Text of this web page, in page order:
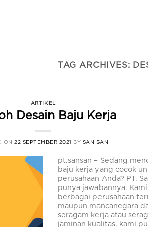
TAG ARCHIVES:
ARTIKEL
Desain Baju Kerja
ON22 SEPTEMBER 2021 BY SAN SAN
pt.sansan – Sedang
baju kerja yang cocok
perusahaan Anda? PT.
punya jawabannya.
berbagai perusahaan
maupun mancanegara
seragam kerja atau
jaminan kualitas, kami